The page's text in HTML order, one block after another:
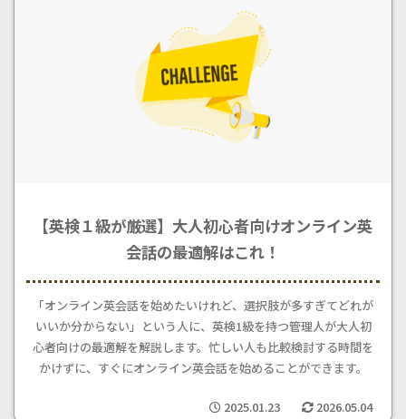
【英検１級が厳選】大人初心者向けオンライン英
会話の最適解はこれ！
「オンライン英会話を始めたいけれど、選択肢が多すぎてどれが
いいか分からない」という人に、英検1級を持つ管理人が大人初
心者向けの最適解を解説します。忙しい人も比較検討する時間を
かけずに、すぐにオンライン英会話を始めることができます。
2025.01.23 2026.05.04